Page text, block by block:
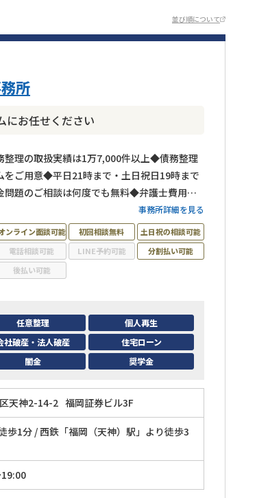
並び順について
にお任せください
所
理の取扱実績は1万7,000件以上◆債務整理
をご用意◆平日21時まで・土日祝日19時まで
題のご相談は何度でも無料◆弁護士費用の
市営地下鉄「天神駅」から徒歩1分事務所詳細を見る
ンライン面談可能 初回相談無料
土日祝の相談可能
電話相談可能 LINE予約可能
分割払い可能
後払い可能
任意整理
個人再生
社破産・法人破産
住宅ローン
闇金 奨学金
天神2-14-2 福岡証券ビル3F
歩1分 / 西鉄「福岡（天神）駅」より徒歩3